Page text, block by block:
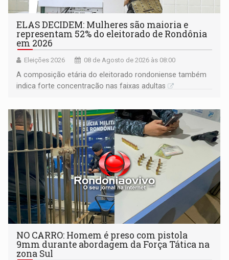
ELAS DECIDEM: Mulheres são maioria e
representam 52% do eleitorado de Rondônia
em 2026
Eleições 2026 08 de Agosto de 2026 às 08:00
A composição etária do eleitorado rondoniense também
indica forte concentração nas faixas adultas
NO CARRO: Homem é preso com pistola
9mm durante abordagem da Força Tática na
zona Sul